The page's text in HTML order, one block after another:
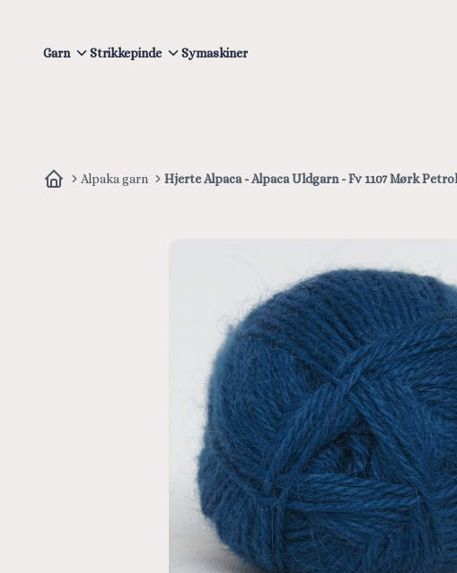
Garn Strikkepinde
Symaskiner
Alpaka garn Hjerte Alpaca - Alpaca Uldgarn - Fv 1107 Mørk Petrol